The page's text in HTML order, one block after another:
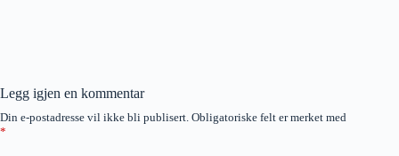
Legg igjen en kommentar
Din e-postadresse vil ikke bli publisert. Obligatoriske felt er merket med
*